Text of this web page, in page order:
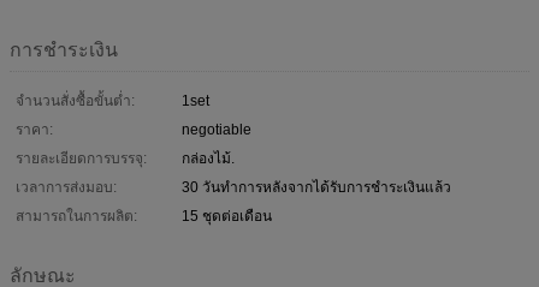
การชำระเงิน
จำนวนสั่งซื้อขั้นต่ำ:
1set
ราคา:
negotiable
รายละเอียดการบรรจุ:
กล่องไม้.
เวลาการส่งมอบ:
30 วันทำการหลังจากได้รับการชำระเงินแล้ว
สามารถในการผลิต:
15 ชุดต่อเดือน
ลักษณะ